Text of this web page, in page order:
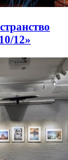
12»